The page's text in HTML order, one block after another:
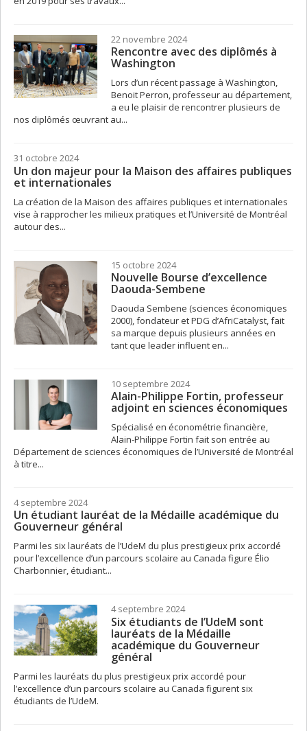
22 novembre 2024
Rencontre avec des diplômés à
Washington
Lors d’un récent passage à Washington,
Benoit Perron, professeur au département,
a eu le plaisir de rencontrer plusieurs de
nos diplômés œuvrant au...
31 octobre 2024
Un don majeur pour la Maison des affaires publiques
et internationales
La création de la Maison des affaires publiques et internationales
vise à rapprocher les milieux pratiques et l’Université de Montréal
autour des...
15 octobre 2024
Nouvelle Bourse d’excellence
Daouda-Sembene
Daouda Sembene (sciences économiques
2000), fondateur et PDG d’AfriCatalyst, fait
sa marque depuis plusieurs années en
tant que leader influent en...
10 septembre 2024
Alain-Philippe Fortin, professeur
adjoint en sciences économiques
Spécialisé en économétrie financière,
Alain-Philippe Fortin fait son entrée au
Département de sciences économiques de l’Université de Montréal
à titre...
4 septembre 2024
Un étudiant lauréat de la Médaille académique du
Gouverneur général
Parmi les six lauréats de l’UdeM du plus prestigieux prix accordé
pour l’excellence d’un parcours scolaire au Canada figure Élio
Charbonnier, étudiant...
4 septembre 2024
Six étudiants de l’UdeM sont
lauréats de la Médaille
académique du Gouverneur
général
Parmi les lauréats du plus prestigieux prix accordé pour
l’excellence d’un parcours scolaire au Canada figurent six
étudiants de l’UdeM.